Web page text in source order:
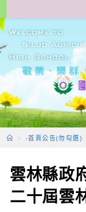
轉
至
要
容
> -首頁公告(勿勾選)
雲林縣政
二十屆雲